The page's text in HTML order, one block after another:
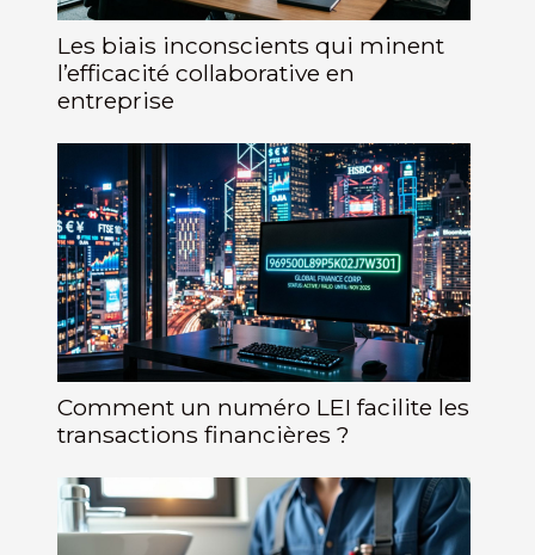
Les biais inconscients qui minent
l’efficacité collaborative en
entreprise
Comment un numéro LEI facilite les
transactions financières ?